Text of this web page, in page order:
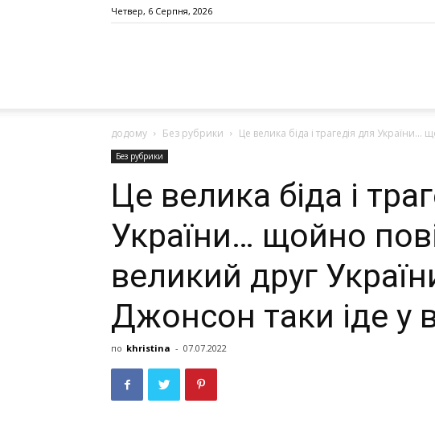
Четвер, 6 Серпня, 2026
додому Без рубрики Це велика біда і трагедія для
Без рубрики
Це велика біда і
України… щойно
великий друг
Джонсон таки іде у
по khristina - 07.07.2022